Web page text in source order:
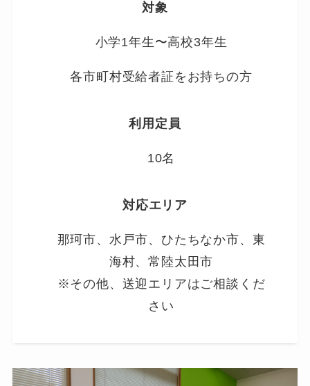
対象
小学1年生〜高校3年生
各市町村受給者証をお持ちの方
利用定員
10名
対応エリア
那珂市、水戸市、ひたちなか市、東
海村、常陸太田市
※その他、送迎エリアはご相談くだ
さい